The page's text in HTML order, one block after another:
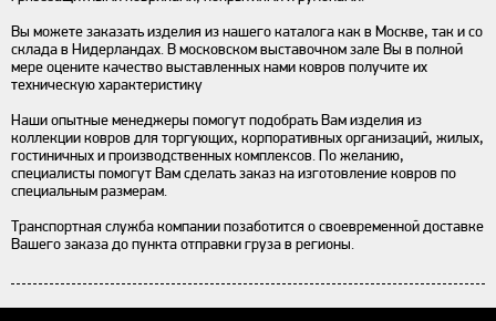
Вы можете заказать изделия из нашего каталога как в Москве, так и со
склада в Нидерландах. В московском выставочном зале Вы в полной
мере оцените качество выставленных нами ковров получите их
техническую характеристику
Наши опытные менеджеры помогут подобрать Вам изделия из
коллекции ковров для торгующих, корпоративных организаций, жилых,
гостиничных и производственных комплексов. По желанию,
специалисты помогут Вам сделать заказ на изготовление ковров по
специальным размерам.
Транспортная служба компании позаботится о своевременной доставке
Вашего заказа до пункта отправки груза в регионы.